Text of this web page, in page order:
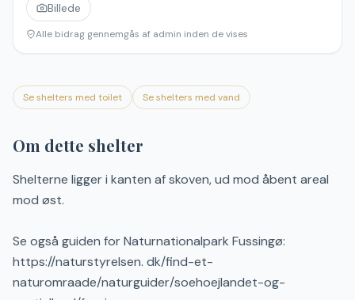
Billede
Alle bidrag gennemgås af admin inden de vises
Se shelters med toilet Se shelters med vand
Om dette shelter
Shelterne ligger i kanten af skoven, ud mod åbent areal
mod øst.
Se også guiden for Naturnationalpark Fussingø:
https://naturstyrelsen. dk/find-et-
naturomraade/naturguider/soehoejlandet-og-